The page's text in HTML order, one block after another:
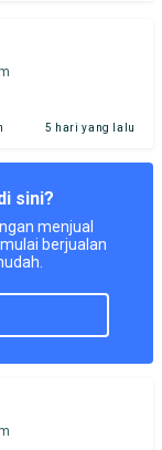
5 hari yang lalu
sini?
menjual
berjualan